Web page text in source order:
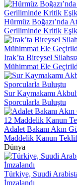
Hürmüz Boğazı’nda
Geriliminde Kritik Eşik
Irak’ta Bireysel
Mühimmat Ele
Sur Kaymakamı
Sporcularla Buluştu
Adalet Bakanı Akın
Maddelik Kanun
Dünya
Türkiye, Suudi
İmzalandı